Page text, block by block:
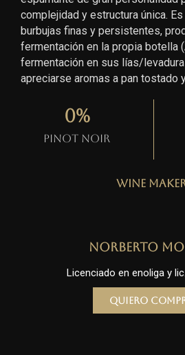
complejidad y estructura única.
burbujas finas y persistentes,
fermentación en la propia botella
fermentación en sus lías/
apreciarse aromas a pan tostado
Pinot Noir
0%
Wine
Norberto
Licenciado en enoliga y
Quiero